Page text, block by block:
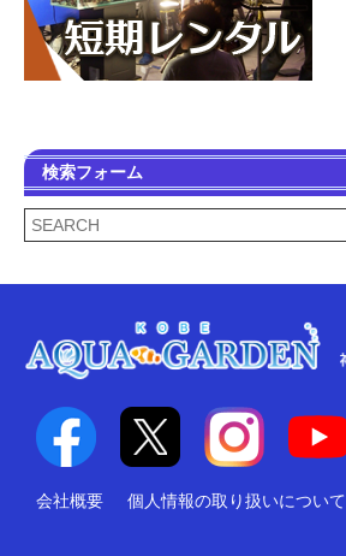
検索フォーム
会社概要 個人情報の取り扱いについて